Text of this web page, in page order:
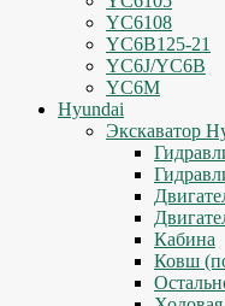
YC6108
YC6B125-21
YC6J/YC6B
YC6M
Hyundai
Экскаватор
Кабина
Ковш